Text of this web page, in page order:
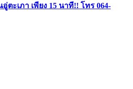
ะเภา เพียง 15 นาที!! โทร 064-